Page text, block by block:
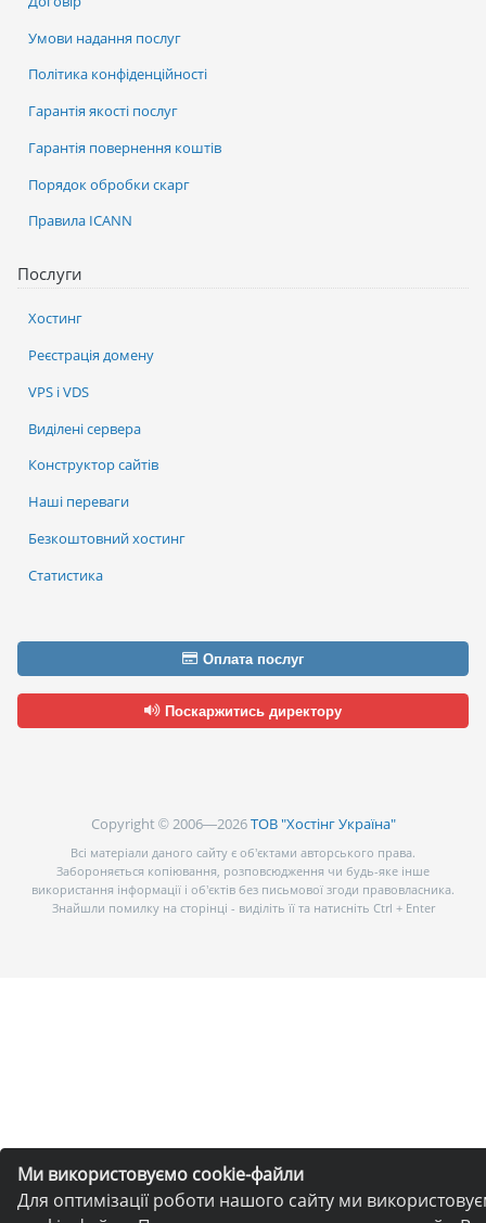
Ми використовуємо cookie-файли
Для оптимізації роботи нашого сайту ми
Послуги
Хостинг
Реєстрація домену
VPS і VDS
Виділені сервера
Конструктор сайтів
Наші переваги
Безкоштовний хостинг
Статистика
Умови надання послуг
Політика конфіденційності
Гарантія якості послуг
Гарантія повернення коштів
Порядок обробки скарг
Правила ICANN
Оплата послуг
Поскаржитись директору
Copyright © 2006—2026ТОВ "Хостінг Україна"
Всі матеріали даного сайту є об’єктами авторського права.
Забороняється копіювання, розповсюдження чи будь-яке інше
використання інформації і об’єктів без письмової згоди правовласника.
Знайшли помилку на сторінці - виділіть її та натисніть Ctrl + Enter